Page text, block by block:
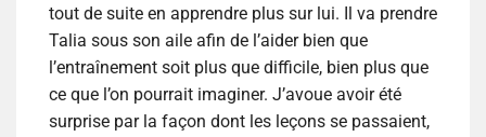
tout de suite en apprendre plus sur lui. Il va prendre
Talia sous son aile afin de l’aider bien que
l’entraînement soit plus que difficile, bien plus que
ce que l’on pourrait imaginer. J’avoue avoir été
surprise par la façon dont les leçons se passaient,